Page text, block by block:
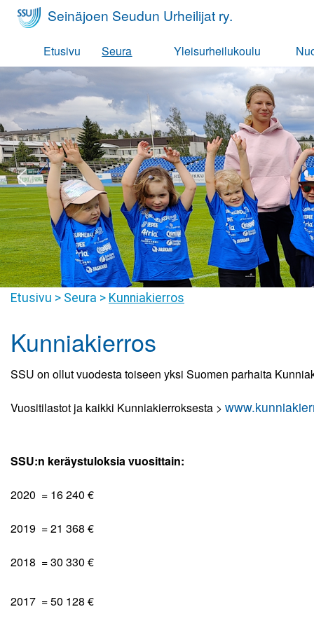
Seinäjoen Seudun Urheilijat ry.
Etusivu
Seura
Hallitus
Jäsenyys
Tiimit
Seuravaatteet
Korvaamissäännöt
Eettinen rahasto
Kunniakierros
Kuvagalleria
Elisa Monitoimihalli
Yhteistyö UrheiluMehiläisen kanssa
Yleisurheilukoulu
Harrastajan polku
Yleisurheilukoulu
Yleisurheilukoulu 7-10-
Pelisäännöt
Ohjaajat
Etusivu > Seura > Kunniakierros
Kunniakierros
SSU on ollut vuodesta toiseen yksi Suomen parhaita
Vuositilastot ja kaikki Kunniakierroksesta >
SSU:n keräystuloksia vuosittain:
2020 = 16 240 €
2019 = 21 368 €
2018 = 30 330 €
2017 = 50 128 €